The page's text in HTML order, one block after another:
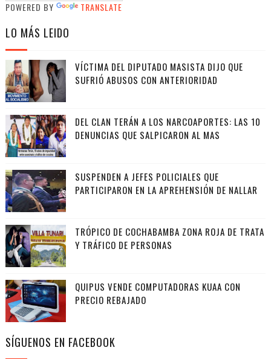
POWERED BY TRANSLATE
LO MÁS LEIDO
VÍCTIMA DEL DIPUTADO MASISTA DIJO QUE
SUFRIÓ ABUSOS CON ANTERIORIDAD
DEL CLAN TERÁN A LOS NARCOAPORTES: LAS 10
DENUNCIAS QUE SALPICARON AL MAS
SUSPENDEN A JEFES POLICIALES QUE
PARTICIPARON EN LA APREHENSIÓN DE NALLAR
TRÓPICO DE COCHABAMBA ZONA ROJA DE TRATA
Y TRÁFICO DE PERSONAS
QUIPUS VENDE COMPUTADORAS KUAA CON
PRECIO REBAJADO
SÍGUENOS EN FACEBOOK